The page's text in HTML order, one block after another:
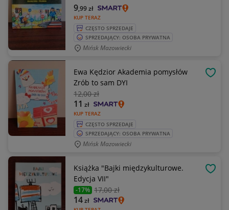
KUP TERAZ
9,99zł
CZĘSTO SPRZEDAJE
SPRZEDAJĄCY: OSOBA PRYWATNA
Mińsk Mazowiecki
Ewa Kędzior Akademia pomysłów
Zrób to sam DYI
12,00 zł
KUP TERAZ
11 zł
CZĘSTO SPRZEDAJE
SPRZEDAJĄCY: OSOBA PRYWATNA
Mińsk Mazowiecki
Książka "Bajki międzykulturowe.
Edycja VII"
-17% 17,00 zł
14zł